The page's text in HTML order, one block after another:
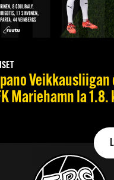
Mariehamn la